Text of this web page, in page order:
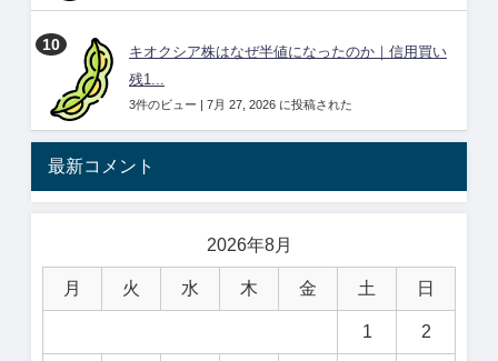
キオクシア株はなぜ半値になったのか｜信用買い
残1...
3件のビュー | 7月 27, 2026 に投稿された
最新コメント
2026年8月
月 火 水 木 金 土 日
1 2